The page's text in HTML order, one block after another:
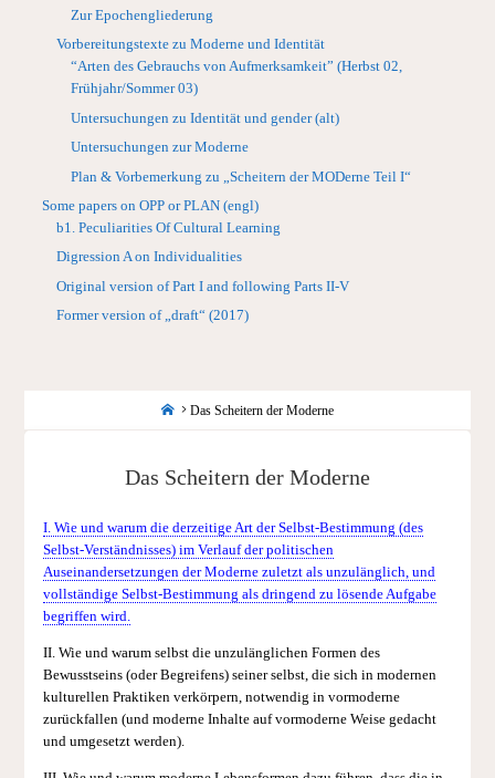
Zur Epochengliederung
Vorbereitungstexte zu Moderne und Identität
“Arten des Gebrauchs von Aufmerksamkeit” (Herbst 02,
Frühjahr/Sommer 03)
Untersuchungen zu Identität und gender (alt)
Untersuchungen zur Moderne
Plan & Vorbemerkung zu „Scheitern der MODerne Teil I“
Some papers on OPP or PLAN (engl)
b1. Peculiarities Of Cultural Learning
Digression A on Individualities
Original version of Part I and following Parts II-V
Former version of „draft“ (2017)
Startseite
Das Scheitern der Moderne
Das Scheitern der Moderne
I. Wie und warum die derzeitige Art der Selbst-Bestimmung (des
Selbst-Verständnisses) im Verlauf der politischen
Auseinandersetzungen der Moderne zuletzt als unzulänglich, und
vollständige Selbst-Bestimmung als dringend zu lösende Aufgabe
begriffen wird.
II. Wie und warum selbst die unzulänglichen Formen des
Bewusstseins (oder Begreifens) seiner selbst, die sich in modernen
kulturellen Praktiken verkörpern, notwendig in vormoderne
zurückfallen (und moderne Inhalte auf vormoderne Weise gedacht
und umgesetzt werden).